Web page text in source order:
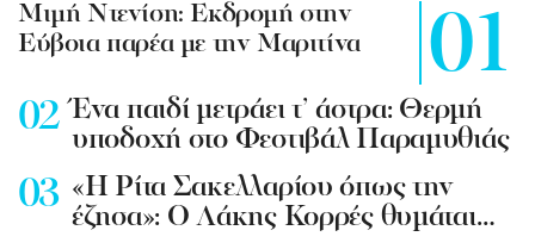
Mιμή Ντενίση: Εκδρομή στην
Εύβοια παρέα με την Μαριτίνα
Ένα παιδί μετράει τ’ άστρα: Θερμή
υποδοχή στο Φεστιβάλ Παραμυθιάς
«Η Ρίτα Σακελλαρίου όπως την
έζησα»: Ο Λάκης Κορρές θυμάται…